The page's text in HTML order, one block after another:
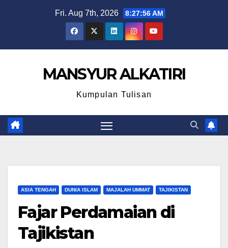
Fri. Aug 7th, 2026 8:27:57 AM
MANSYUR ALKATIRI
Kumpulan Tulisan
ASIA TENGAH DUNIA ISLAM MAJALAH UMMAT TAJIKISTAN
Fajar Perdamaian di
Tajikistan